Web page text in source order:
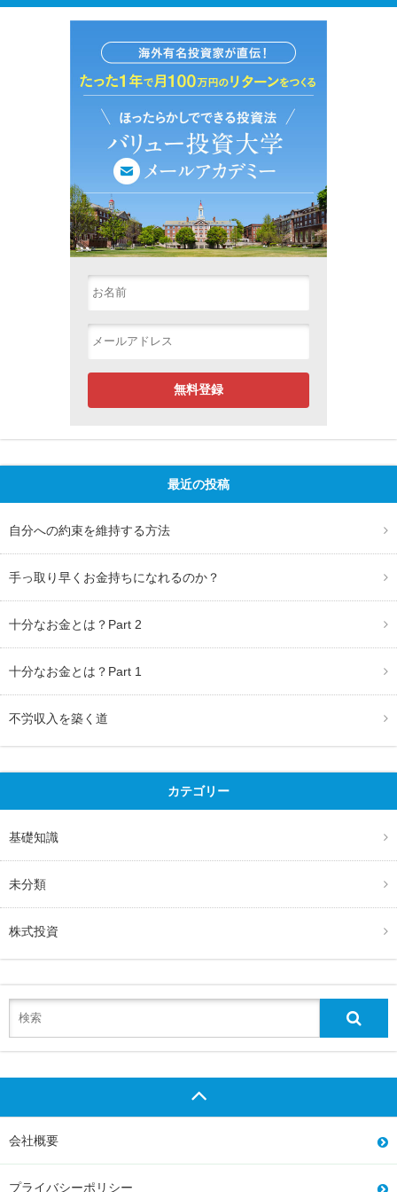
最近の投稿
自分への約束を維持する方法
手っ取り早くお金持ちになれるのか？
十分なお金とは？Part 2
十分なお金とは？Part 1
不労収入を築く道
カテゴリー
基礎知識
未分類
株式投資
会社概要
プライバシーポリシー